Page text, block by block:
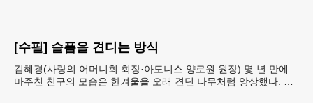
[수필] 슬픔을 견디는 방식
김혜경(사랑의 어머니회 회장·아도니스 양로원 원장) 몇 년 만에
마주친 친구의 모습은 한겨울을 오래 견딘 나무처럼 앙상했다. 핏